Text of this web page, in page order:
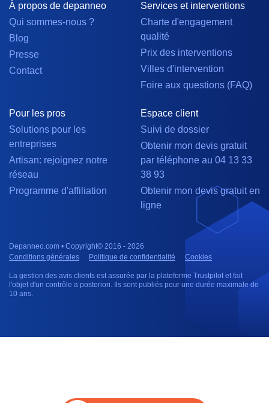
À propos de depanneo
Qui sommes-nous ?
Blog
Presse
Contact
Services et interventions
Charte d'engagement
qualité
Prix des interventions
Villes d'intervention
Foire aux questions (FAQ)
Pour les pros
Solutions pour les
entreprises
Artisan: rejoignez notre
réseau
Programme d'affiliation
Espace client
Suivi de dossier
Obtenir mon devis gratuit
par téléphone au 04 13 33
38 93
Obtenir mon devis gratuit en
ligne
Depanneo.com • Copyright© 2016 - 2026
Conditions générales
Politique de confidentialité Cookies
La gestion des avis clients est assurée par la plateforme Trustpilot et fait
l'objet d'un contrôle a posteriori. Ils sont publiés pour une durée maximale de
10 ans.